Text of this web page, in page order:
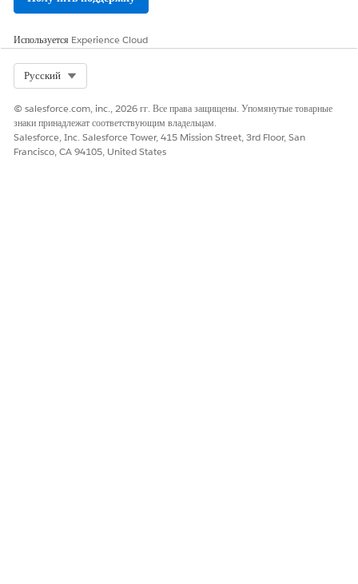
Используется Experience Cloud
Русский
© salesforce.com, inc., 2026 гг. Все права защищены. Упомянутые товарные
знаки принадлежат соответствующим владельцам.
Salesforce, Inc. Salesforce Tower, 415 Mission Street, 3rd Floor, San
Francisco, CA 94105, United States